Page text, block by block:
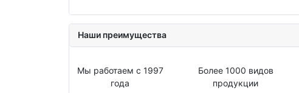
Наши преимущества
Мы работаем с 1997
года
Более 1000 видов
продукции